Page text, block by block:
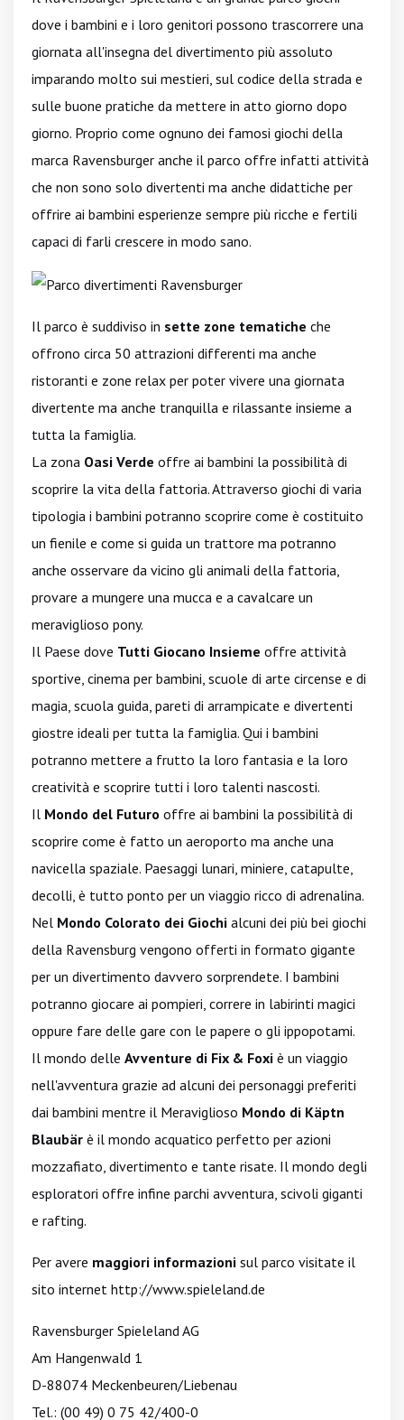
dove i bambini e i loro genitori possono trascorrere una
giornata all'insegna del divertimento più assoluto
imparando molto sui mestieri, sul codice della strada e
sulle buone pratiche da mettere in atto giorno dopo
giorno. Proprio come ognuno dei famosi giochi della
marca Ravensburger anche il parco offre infatti attività
che non sono solo divertenti ma anche didattiche per
offrire ai bambini esperienze sempre più ricche e fertili
capaci di farli crescere in modo sano.
Il parco è suddiviso in sette zone tematiche che
offrono circa 50 attrazioni differenti ma anche
ristoranti e zone relax per poter vivere una giornata
divertente ma anche tranquilla e rilassante insieme a
tutta la famiglia.
La zona Oasi Verde offre ai bambini la possibilità di
scoprire la vita della fattoria. Attraverso giochi di varia
tipologia i bambini potranno scoprire come è costituito
un fienile e come si guida un trattore ma potranno
anche osservare da vicino gli animali della fattoria,
provare a mungere una mucca e a cavalcare un
meraviglioso pony.
Il Paese dove Tutti Giocano Insieme offre attività
sportive, cinema per bambini, scuole di arte circense e di
magia, scuola guida, pareti di arrampicate e divertenti
giostre ideali per tutta la famiglia. Qui i bambini
potranno mettere a frutto la loro fantasia e la loro
creatività e scoprire tutti i loro talenti nascosti.
Il Mondo del Futuro offre ai bambini la possibilità di
scoprire come è fatto un aeroporto ma anche una
navicella spaziale. Paesaggi lunari, miniere, catapulte,
decolli, è tutto ponto per un viaggio ricco di adrenalina.
Nel Mondo Colorato dei Giochi alcuni dei più bei giochi
della Ravensburg vengono offerti in formato gigante
per un divertimento davvero sorprendete. I bambini
potranno giocare ai pompieri, correre in labirinti magici
oppure fare delle gare con le papere o gli ippopotami.
Il mondo delle Avventure di Fix & Foxi è un viaggio
nell'avventura grazie ad alcuni dei personaggi preferiti
dai bambini mentre il Meraviglioso Mondo di Käptn
Blaubär è il mondo acquatico perfetto per azioni
mozzafiato, divertimento e tante risate. Il mondo degli
esploratori offre infine parchi avventura, scivoli giganti
e rafting.
Per avere maggiori informazioni sul parco visitate il
sito internet http://www.spieleland.de
Ravensburger Spieleland AG
Am Hangenwald 1
D-88074 Meckenbeuren/Liebenau
Tel.: (00 49) 0 75 42/400-0